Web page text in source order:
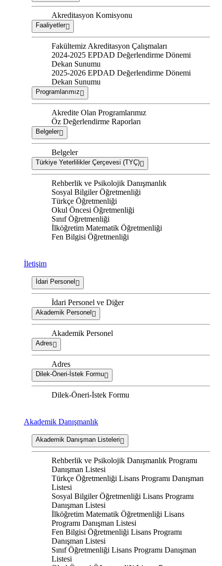
Akreditasyon Komisyonu
Faaliyetler
Fakültemiz Akreditasyon Çalışmaları
2024-2025 EPDAD Değerlendirme Dönemi
Dekan Sunumu
2025-2026 EPDAD Değerlendirme Dönemi
Dekan Sunumu
Programlarımız
Akredite Olan Programlarımız
Öz Değerlendirme Raporları
Belgeler
Belgeler
Türkiye Yeterlilikler Çerçevesi (TYÇ)
Rehberlik ve Psikolojik Danışmanlık
Sosyal Bilgiler Öğretmenliği
Türkçe Öğretmenliği
Okul Öncesi Öğretmenliği
Sınıf Öğretmenliği
İlköğretim Matematik Öğretmenliği
Fen Bilgisi Öğretmenliği
İletişim
İdari Personel
İdari Personel ve Diğer
Akademik Personel
Akademik Personel
Adres
Adres
Dilek-Öneri-İstek Formu
Dilek-Öneri-İstek Formu
Akademik Danışmanlık
Akademik Danışman Listeleri
Rehberlik ve Psikolojik Danışmanlık Programı
Danışman Listesi
Türkçe Öğretmenliği Lisans Programı Danışman
Listesi
Sosyal Bilgiler Öğretmenliği Lisans Programı
Danışman Listesi
İlköğretim Matematik Öğretmenliği Lisans
Programı Danışman Listesi
Fen Bilgisi Öğretmenliği Lisans Programı
Danışman Listesi
Sınıf Öğretmenliği Lisans Programı Danışman
Listesi